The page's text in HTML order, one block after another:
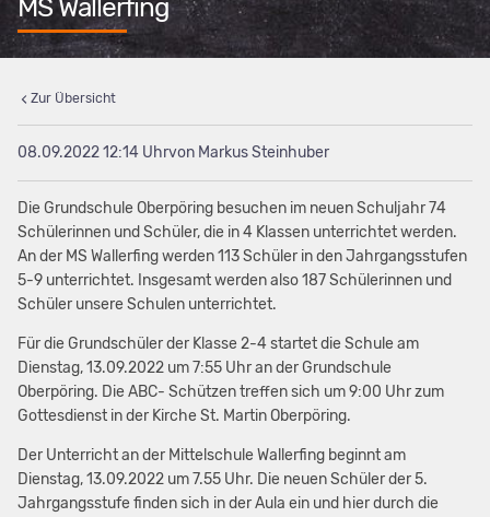
MS Wallerfing
08.09.2022 12:14 von Markus Steinhuber
Die Grundschule Oberpöring besuchen im neuen Schuljahr 74
Schülerinnen und Schüler, die in 4 Klassen unterrichtet werden.
An der MS Wallerfing werden 113 Schüler in den Jahrgangsstufen
5-9 unterrichtet. Insgesamt werden also 187 Schülerinnen und
Schüler unsere Schulen unterrichtet.
Für die Grundschüler der Klasse 2-4 startet die Schule am
Dienstag, 13.09.2022 um 7:55 Uhr an der Grundschule
Oberpöring. Die ABC- Schützen treffen sich um 9:00 Uhr zum
Gottesdienst in der Kirche St. Martin Oberpöring.
Der Unterricht an der Mittelschule Wallerfing beginnt am
Dienstag, 13.09.2022 um 7.55 Uhr. Die neuen Schüler der 5.
Jahrgangsstufe finden sich in der Aula ein und hier durch die
Zur Übersicht